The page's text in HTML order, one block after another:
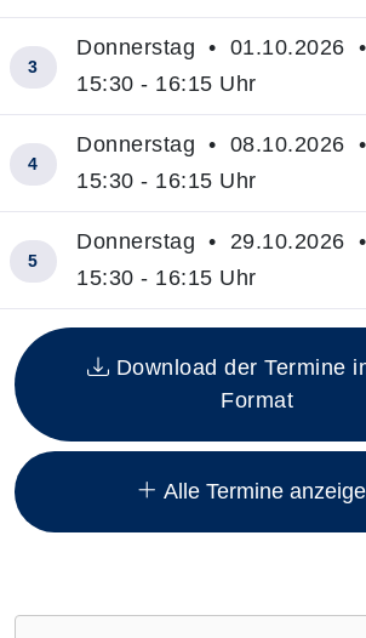
Insgesamt gibt es 11 Termine zum
3
Donnerstag • 01.10.2026 •
15:30 - 16:15 Uhr
4
Donnerstag • 08.10.2026 •
15:30 - 16:15 Uhr
5
Donnerstag • 29.10.2026 •
15:30 - 16:15 Uhr
Download der Termine
Format
Alle Termine